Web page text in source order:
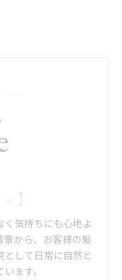
気持ちにも心地よ
景から、お客様の髪
して日常に自然と
ます。